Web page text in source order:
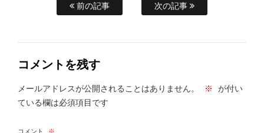
前の記事 次の記事
コメントを残す
メールアドレスが公開されることはありません。 ※
が付い
ている欄は必須項目です
コメント ※